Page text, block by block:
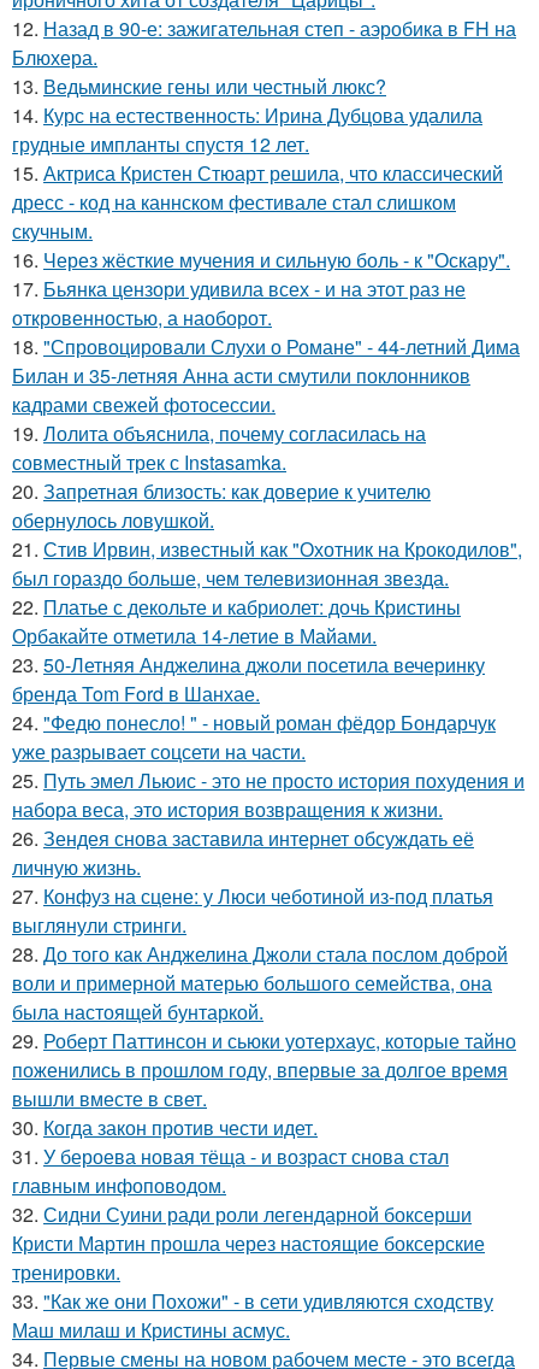
12. Назад в 90-е: зажигательная степ - аэробика в FH на
Блюхера.
13. Ведьминские гены или честный люкс?
14. Курс на естественность: Ирина Дубцова удалила
грудные импланты спустя 12 лет.
15. Актриса Кристен Стюарт решила, что классический
дресс - код на каннском фестивале стал слишком
скучным.
16. Через жёсткие мучения и сильную боль - к "Оскару".
17. Бьянка цензори удивила всех - и на этот раз не
откровенностью, а наоборот.
18. "Спровоцировали Слухи о Романе" - 44-летний Дима
Билан и 35-летняя Анна асти смутили поклонников
кадрами свежей фотосессии.
19. Лолита объяснила, почему согласилась на
совместный трек с Instasamka.
20. Запретная близость: как доверие к учителю
обернулось ловушкой.
21. Стив Ирвин, известный как "Охотник на Крокодилов",
был гораздо больше, чем телевизионная звезда.
22. Платье с декольте и кабриолет: дочь Кристины
Орбакайте отметила 14-летие в Майами.
23. 50-Летняя Анджелина джоли посетила вечеринку
бренда Tom Ford в Шанхае.
24. "Федю понесло! " - новый роман фёдор Бондарчук
уже разрывает соцсети на части.
25. Путь эмел Льюис - это не просто история похудения и
набора веса, это история возвращения к жизни.
26. Зендея снова заставила интернет обсуждать её
личную жизнь.
27. Конфуз на сцене: у Люси чеботиной из-под платья
выглянули стринги.
28. До того как Анджелина Джоли стала послом доброй
воли и примерной матерью большого семейства, она
была настоящей бунтаркой.
29. Роберт Паттинсон и сьюки уотерхаус, которые тайно
поженились в прошлом году, впервые за долгое время
вышли вместе в свет.
30. Когда закон против чести идет.
31. У бероева новая тёща - и возраст снова стал
главным инфоповодом.
32. Сидни Суини ради роли легендарной боксерши
Кристи Мартин прошла через настоящие боксерские
тренировки.
33. "Как же они Похожи" - в сети удивляются сходству
Маш милаш и Кристины асмус.
34. Первые смены на новом рабочем месте - это всегда